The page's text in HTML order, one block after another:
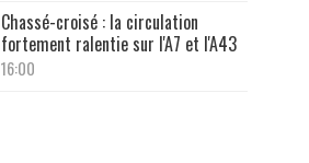
Chassé-croisé : la circulation
fortement ralentie sur l'A7 et l'A43
16:00